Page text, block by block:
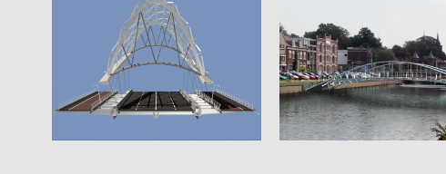
Papendorpse brug Eemhavenbrug